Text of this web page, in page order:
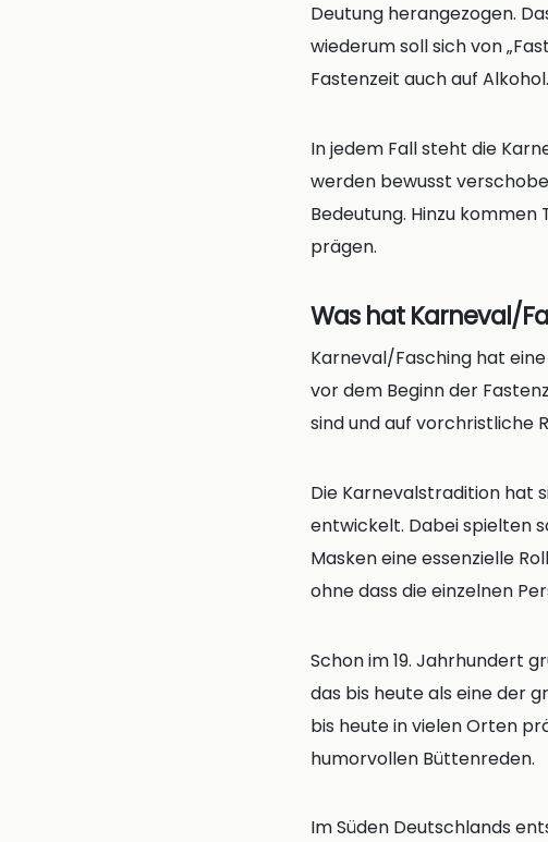
Deutung herangezogen.
wiederum soll sich von
Fastenzeit auch auf Alkohol.
In jedem Fall steht die
werden bewusst
Bedeutung. Hinzu
prägen.
Was hat Karneval/
Karneval/Fasching hat
vor dem Beginn der
sind und auf vorchristliche
Die Karnevalstradition hat
entwickelt. Dabei spielten
Masken eine essenzielle
ohne dass die einzelnen
Schon im 19. Jahrhundert
das bis heute als eine der
bis heute in vielen Orten
humorvollen Büttenreden.
Im Süden Deutschlands